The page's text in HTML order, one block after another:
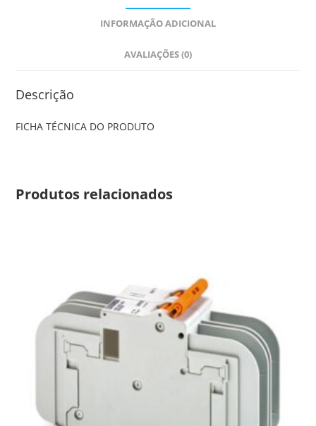
INFORMAÇÃO ADICIONAL
AVALIAÇÕES (0)
Descrição
FICHA TÉCNICA DO PRODUTO
Produtos relacionados